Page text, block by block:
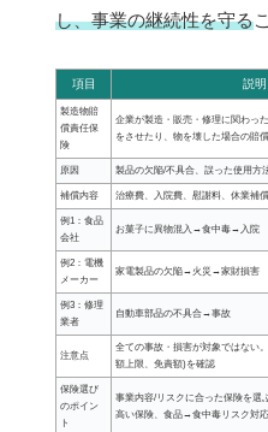
し、事業の継続性を守る
項目 説明
製造物賠
償責任保
険
企業が製造・販売・修理に関わっ
をさせたり、物を壊した場合の賠
原因 製品の欠陥/不具合、誤った使用方
補償内容 治療費、入院費、慰謝料、休業補
例1：食品
会社
お菓子に異物混入→食中毒→入院
例2：電機
メーカー
家電製品の欠陥→火災→家財損害
例3：修理
業者
自動車部品の不具合→事故
注意点
全ての事故・損害が対象ではない
額上限、免責額)を確認
保険選び
のポイン
ト
事業内容/リスクに合った保険を
高い保険、食品→食中毒リスク対